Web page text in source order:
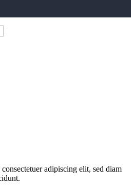
adipiscing elit, sed diam